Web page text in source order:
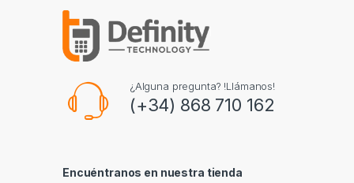
¿Alguna pregunta? !Llámanos!
(+34) 868 710 162
Encuéntranos en nuestra tienda